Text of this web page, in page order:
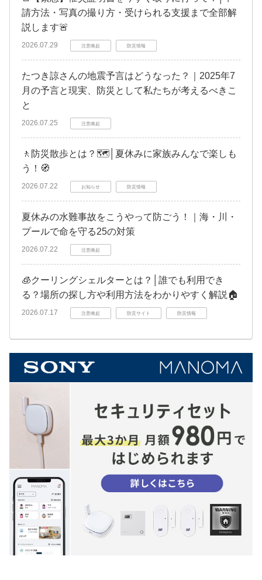
請方法・写真の撮り方・受けられる支援まで全部解
説します🚨
2026.07.29 注意喚起 防災情報
たつき諒さんの地震予言はどうなった？｜2025年7
月の予言と現実、防災として私たちが考えるべきこ
と
2026.07.25 注意喚起
🚶防災散歩とは？🗺️│夏休みに家族みんなで楽しも
う！🧭
2026.07.22 お知らせ 防災情報
夏休みの水難事故をこうやって防ごう！｜海・川・
プールで命を守る25の対策
2026.07.22 注意喚起
🧊クーリングシェルターとは？│誰でも利用でき
る？場所の探し方や利用方法をわかりやすく解説🏠
2026.07.17 注意喚起 防災サイト 防災情報